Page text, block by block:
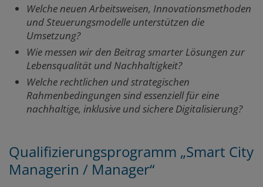
Welche neuen Arbeitsweisen, Innovationsmethoden
und Steuerungsmodelle unterstützen die
Umsetzung?
Wie messen wir den Beitrag smarter Lösungen zur
Lebensqualität und Nachhaltigkeit?
Welche rechtlichen und strategischen
Rahmenbedingungen sind essenziell für eine
nachhaltige, inklusive und sichere Digitalisierung?
Qualifizierungsprogramm „Smart City
Managerin / Manager“